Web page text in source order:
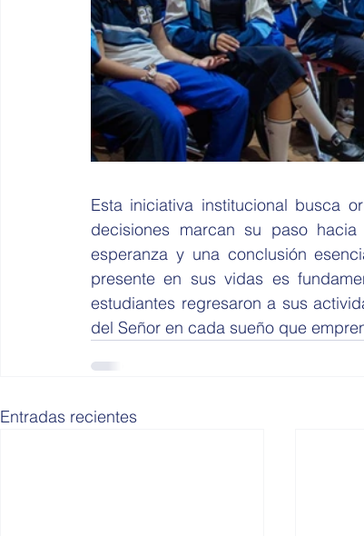
Esta iniciativa institucional busca
decisiones marcan su paso
esperanza y una conclusión
presente en sus vidas es
estudiantes regresaron a sus
del Señor en cada sueño que
Entradas recientes